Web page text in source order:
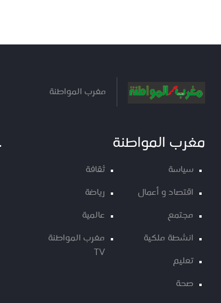
مغرب المواطنة
مغرب المواطنة
سياسة
اقتصاد و أعمال
مجتمع
انشطة ملكية
تعليم
صحة
ثقافة
رياضة
عالمية
مغرب المواطنة
TV
.